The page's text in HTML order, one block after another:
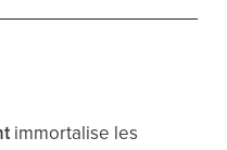
immortalise les